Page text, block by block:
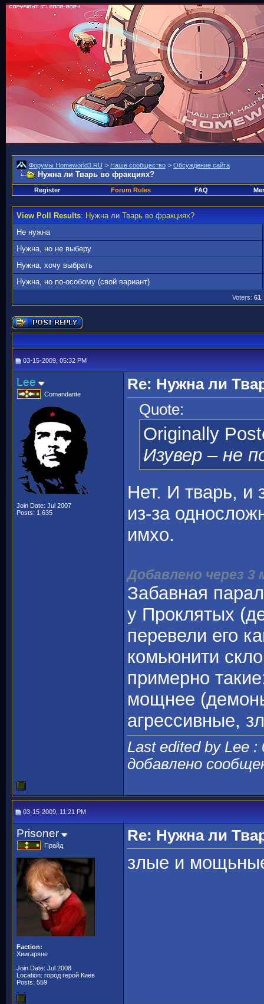
Форумы Homeworld3.RU > Наше сообщество > Обсуждение сайта
Нужна ли Тварь во фракциях?
Register Forum Rules FAQ
View Poll Results: Нужна ли Тварь во фракциях?
Не нужна
Нужна, но не выберу
Нужна, хочу выбрать
Нужна, но по-особому (свой вариант)
Voters: 61
03-15-2009, 05:32 PM
Lee
Comandante
Join Date: Jul 2007
Posts: 1,635
Re: Нужна ли
Quote:
Originally
Изувер – не
Нет. И тварь, и
из-за
имхо.
Добавлено через
Забавная
у Проклятых
перевели его
комьюнити
примерно
мощнее
агрессивные,
Last edited by Lee
добавлено
03-15-2009, 11:21 PM
Prisoner
Прайд
Faction:
Хиигаряне
Join Date: Jul 2008
Location: город герой Киев
Posts: 559
Re: Нужна ли
злые и